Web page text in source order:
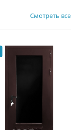
Смотреть все